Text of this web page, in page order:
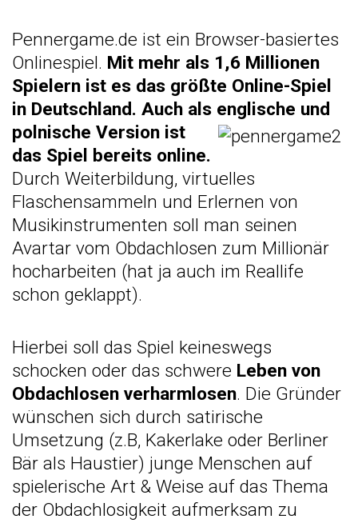
Pennergame.de ist ein Browser-basiertes
Onlinespiel. Mit mehr als 1,6 Millionen
Spielern ist es das größte Online-Spiel
in Deutschland. Auch als englische und
polnische Version ist
das Spiel bereits online.
Durch Weiterbildung, virtuelles
Flaschensammeln und Erlernen von
Musikinstrumenten soll man seinen
Avartar vom Obdachlosen zum Millionär
hocharbeiten (hat ja auch im Reallife
schon geklappt).
Hierbei soll das Spiel keineswegs
schocken oder das schwere Leben von
Obdachlosen verharmlosen. Die Gründer
wünschen sich durch satirische
Umsetzung (z.B, Kakerlake oder Berliner
Bär als Haustier) junge Menschen auf
spielerische Art & Weise auf das Thema
der Obdachlosigkeit aufmerksam zu